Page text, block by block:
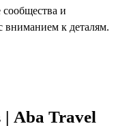
и
вниманием к деталям.
Aba Travel